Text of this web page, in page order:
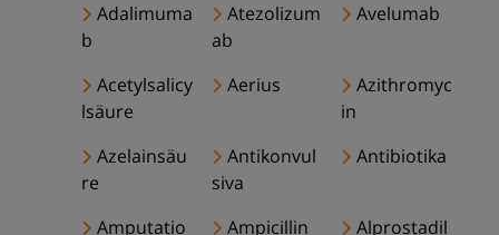
Adalimuma
b
Atezolizum
ab
Avelumab
Acetylsalicy
lsäure
Aerius
Azithromyc
in
Azelainsäu
re
Antikonvul
siva
Antibiotika
Amputatio
Ampicillin Alprostadil